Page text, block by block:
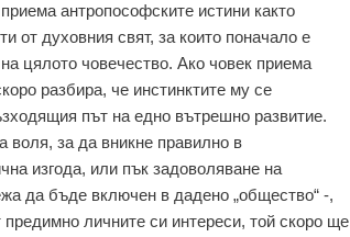
антропософските истини както
от духовния свят, за които поначало е
цялото човечество. Ако човек приема
разбира, че инстинктите му се
път на едно вътрешно развитие.
воля, за да вникне правилно в
изгода, или пък задоволяване на
да бъде включен в дадено „общество“ -,
личните си интереси, той скоро ще